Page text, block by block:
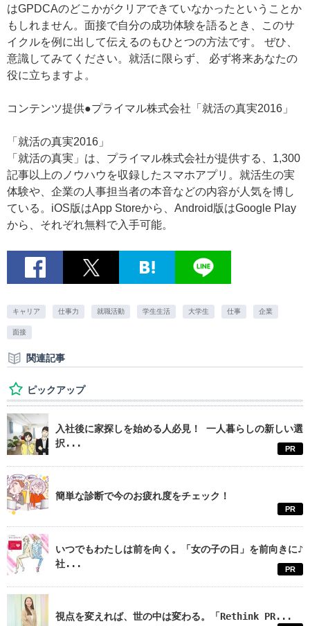
はGPDCAのどこかがクリアできていなかったということか
もしれません。面接で自分の成功体験を語るとき、このサ
イクルを例に出して伝えるのもひとつの方法です。 ぜひ、
意識してみてください。就活に限らず、 必ず将来あなたの
役に立ちますよ。
コンテンツ提供●プライマル株式会社「就活の真実2016」
「就活の真実2016」
「就活の真実」は、プライマル株式会社が提供する、1,300
記事以上のノウハウを収録したスマホアプリ。就活生の実
体験や、企業の人事担当者の本音などの内容が人気を博し
ている。iOS版はApp Storeから、Android版はGoogle Play
から、それぞれ無料で入手可能。
キャリア 仕事力 就職活動 学生生活 大学生 仕事 企業
面接
関連記事
ピックアップ
入社後に家探しを始める人必見！ 一人暮らしの新しい選
択...
PR
簡単な診断で今のお疲れ度をチェック！
PR
いつでもわたしは前を向く。「女の子の日」を前向きに♪
社...
PR
視点を変えれば、世の中は変わる。「Rethink PR...